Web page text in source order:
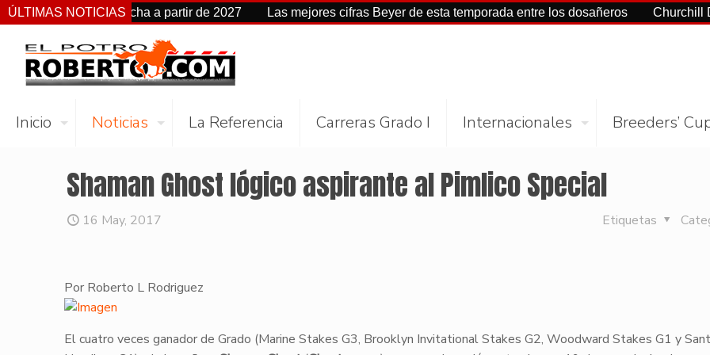
ÚLTIMAS NOTICIAS
cambia de fecha a partir de 2027 Las mejores cifras Beyer de esta temporada entre los dosañeros Churchill Downs y
Inicio Noticias La Referencia Carreras Grado I Internacionales Breeders’
Shaman Ghost lógico aspirante al Pimlico Special
16 May, 2017 Etiquetas
Por Roberto L Rodriguez
​El cuatro veces ganador de Grado (Marine Stakes G3, Brooklyn Invitational Stakes G2, Woodward Stakes G1 y